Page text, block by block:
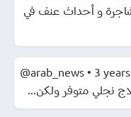
و أحداث عنف في
@arab_news • 3 years
نجلي متوفر ولكن...